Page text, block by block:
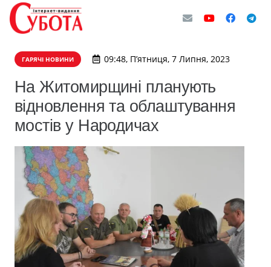
ГАРЯЧІ НОВИНИ 09:48, П’ятниця, 7 Липня, 2023
На Житомирщині планують
відновлення та облаштування
мостів у Народичах